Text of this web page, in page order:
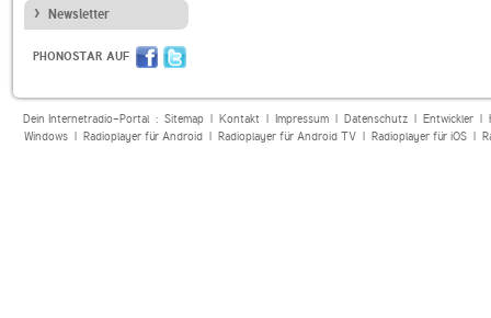
Newsletter
PHONOSTAR AUF
Dein Internetradio-Portal : Sitemap| Kontakt| Impressum| Datenschutz| Entwickler|
Windows| Radioplayer für Android| Radioplayer für Android TV| Radioplayer für iOS|